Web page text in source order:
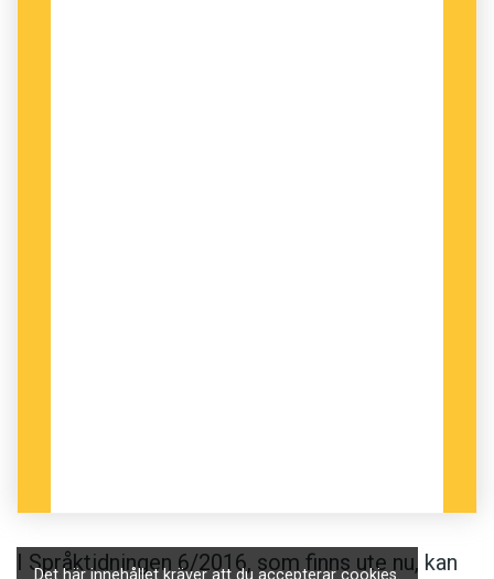
Det här innehållet kräver att du accepterar cookies.
I Språktidningen 6/2016, som finns ute nu, kan